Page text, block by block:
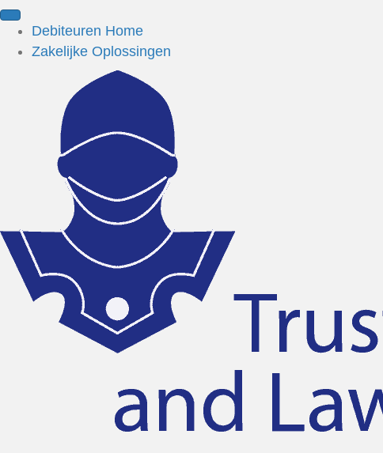
Debiteuren Home
Zakelijke Oplossingen